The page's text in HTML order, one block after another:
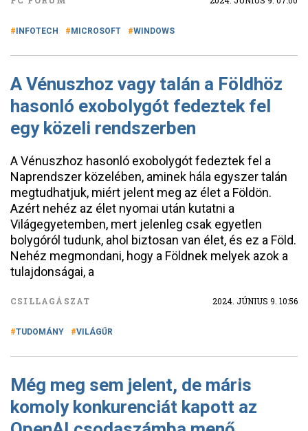
INFOTECH MICROSOFT WINDOWS
A Vénuszhoz vagy talán a Földhöz
hasonló exobolygót fedeztek fel
egy közeli rendszerben
A Vénuszhoz hasonló exobolygót fedeztek fel a
Naprendszer közelében, aminek hála egyszer talán
megtudhatjuk, miért jelent meg az élet a Földön.
Azért nehéz az élet nyomai után kutatni a
Világegyetemben, mert jelenleg csak egyetlen
bolygóról tudunk, ahol biztosan van élet, és ez a Föld.
Nehéz megmondani, hogy a Földnek melyek azok a
tulajdonságai, a
CSILLAGÁSZAT 2024. JÚNIUS 9. 10:56
TUDOMÁNY VILÁGŰR
Még meg sem jelent, de máris
komoly konkurenciát kapott az